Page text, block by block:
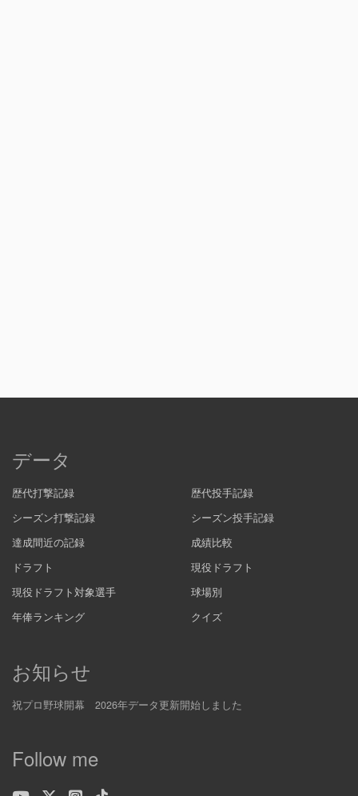
データ
歴代打撃記録
歴代投手記録
シーズン打撃記録
シーズン投手記録
達成間近の記録
成績比較
ドラフト
現役ドラフト
現役ドラフト対象選手
球場別
年俸ランキング
クイズ
お知らせ
祝プロ野球開幕 2026年データ更新開始しました
Follow me